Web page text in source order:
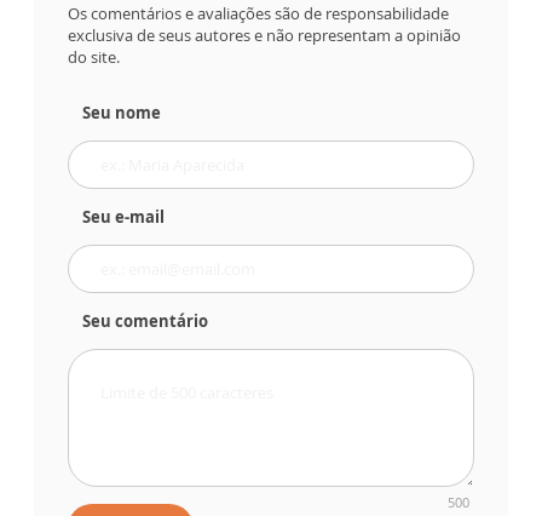
Os comentários e avaliações são de responsabilidade
exclusiva de seus autores e não representam a opinião
do site.
Seu nome
Seu e-mail
Seu comentário
500